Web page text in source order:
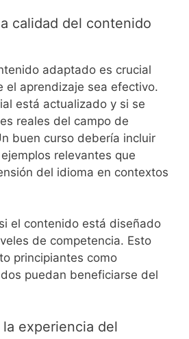
calidad del contenido
adaptado es crucial
el aprendizaje sea efectivo.
está actualizado y si se
reales del campo de
buen curso debería incluir
relevantes que
del idioma en contextos
el contenido está diseñado
de competencia. Esto
principiantes como
puedan beneficiarse del
experiencia del